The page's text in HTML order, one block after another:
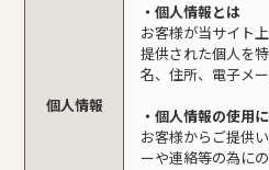
個人情報
・個人情報とは
お客様が当サイト
提供された個人を
名、住所、電子メ
・個人情報の使用
お客様からご提供
ーや連絡等の為に